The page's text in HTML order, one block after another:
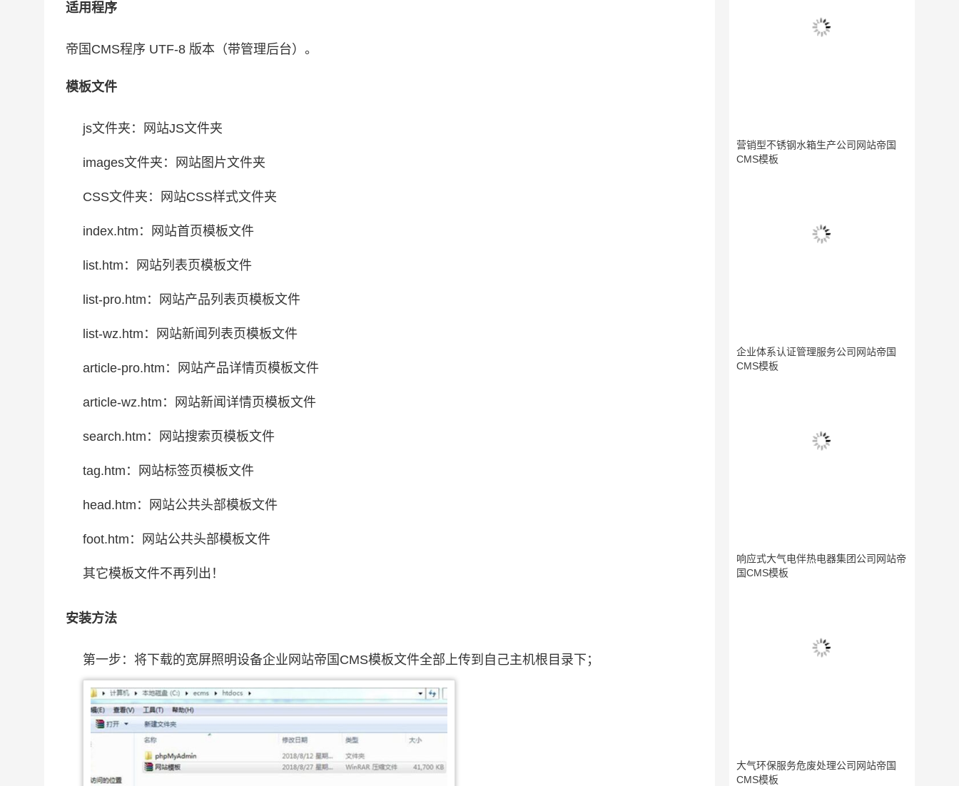
适用程序
帝国CMS程序 UTF-8 版本（带管理后台）。
模板文件
js文件夹：网站JS文件夹
images文件夹：网站图片文件夹
CSS文件夹：网站CSS样式文件夹
index.htm：网站首页模板文件
list.htm：网站列表页模板文件
list-pro.htm：网站产品列表页模板文件
list-wz.htm：网站新闻列表页模板文件
article-pro.htm：网站产品详情页模板文件
article-wz.htm：网站新闻详情页模板文件
search.htm：网站搜索页模板文件
tag.htm：网站标签页模板文件
head.htm：网站公共头部模板文件
foot.htm：网站公共头部模板文件
其它模板文件不再列出！
安装方法
第一步：将下载的宽屏照明设备企业网站帝国CMS模板文件全部上传到自己主机根目录下；
营销型不锈钢水箱生产公司网站帝国
CMS模板
企业体系认证管理服务公司网站帝国
CMS模板
响应式大气电伴热电器集团公司网站帝
国CMS模板
大气环保服务危废处理公司网站帝国
CMS模板